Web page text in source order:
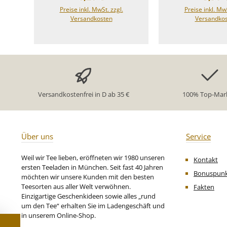
Erdbeeren verbindet sich
mit der sanften Cremigkeit
kleine Auszeit – heiß wie kalt
Zutaten:Apfelstücke (Apfel,
Säuerungsmittel:
Karottenstücke, Rote
Säuerungsmittel:
Zitronensäure), Weinbeeren,
Karottenstücke, Rote
Beetestücke, Aroma,
Erdbeerstücke,
Sonnenblumenblüten,
Vanillestücke. Unsere
Zubereitungsempfehlung
Preise inkl. MwSt. zzgl.
Versandkosten
mit Sekt
lecker !
natürliches
Früchte Tee Pink
Preise inkl.
Versandkostenfrei in D ab 35 € 100% Top-
Über uns
Weil wir Tee lieben, eröffneten wir 1980 unseren
ersten Teeladen in München. Seit fast 40 Jahren
möchten wir unsere Kunden mit den besten
Teesorten aus aller Welt verwöhnen.
Einzigartige Geschenkideen sowie alles „rund
um den Tee“ erhalten Sie im Ladengeschäft und
in unserem Online-Shop.
Service
Kontakt
Fakten